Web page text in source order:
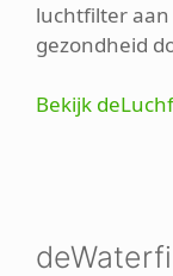
luchtfilter
gezondheid
Bekijk